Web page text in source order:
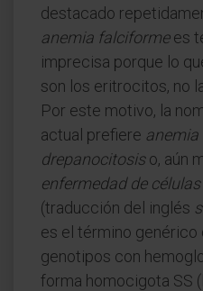
destacado
anemia falciformees
imprecisa porque lo
son los eritrocitos, no
Por este motivo, la
actual prefiere
drepanocitosiso, aún
enfermedad de
(traducción del inglés
es el término
genotipos con
forma homocigota SS